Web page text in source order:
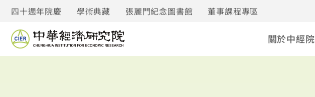
四十週年院慶 學術典藏 張麗門紀念圖書館 董事課程專區
關於中經院